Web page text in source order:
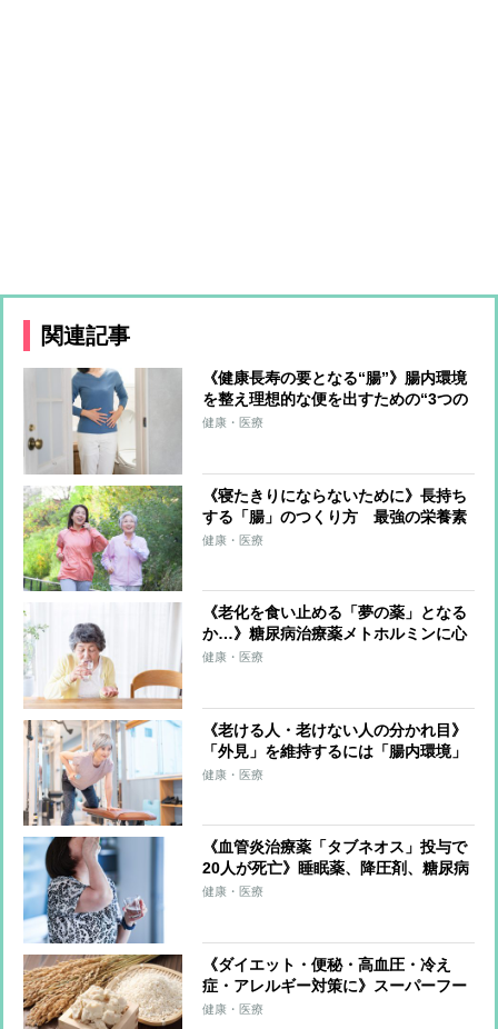
関連記事
《健康長寿の要となる“腸”》腸内環境
を整え理想的な便を出すための“3つの
力” 食事により便を「作る力」、腸
健康・医療
《寝たきりにならないために》長持ち
する「腸」のつくり方 最強の栄養素
は「発酵性食物繊維」 全粒穀物、豆
健康・医療
《老化を食い止める「夢の薬」となる
か…》糖尿病治療薬メトホルミンに心
疾患イベントや認知症のリスクを低下
健康・医療
《老ける人・老けない人の分かれ目》
「外見」を維持するには「腸内環境」
がカギ、太陽光の紫外線にも注意 い
健康・医療
《血管炎治療薬「タブネオス」投与で
20人が死亡》睡眠薬、降圧剤、糖尿病
治療薬、総合感冒薬…注意が必要な処
健康・医療
《ダイエット・便秘・高血圧・冷え
症・アレルギー対策に》スーパーフー
ド「酒粕」驚きの発酵パワーを解説！
健康・医療